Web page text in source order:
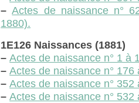
– Actes de naissance n°
1880).
1E126 Naissances (1881)
– Actes de naissance n° 1 à
– Actes de naissance n°
– Actes de naissance n°
– Actes de naissance n°